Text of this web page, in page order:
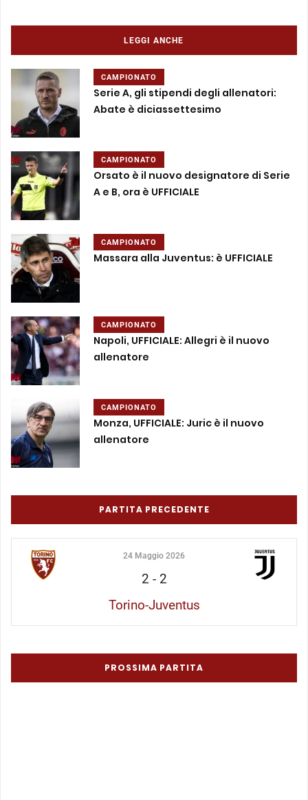
LEGGI ANCHE
CAMPIONATO
Serie A, gli stipendi degli allenatori:
Abate è diciassettesimo
CAMPIONATO
Orsato è il nuovo designatore di Serie
A e B, ora è UFFICIALE
CAMPIONATO
Massara alla Juventus: è UFFICIALE
CAMPIONATO
Napoli, UFFICIALE: Allegri è il nuovo
allenatore
CAMPIONATO
Monza, UFFICIALE: Juric è il nuovo
allenatore
PARTITA PRECEDENTE
24 Maggio 2026
2 - 2
Torino-Juventus
PROSSIMA PARTITA